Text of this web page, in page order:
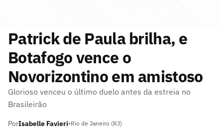
Patrick de Paula brilha, e
Botafogo vence o
Novorizontino em amistoso
Glorioso venceu o último duelo antes da estreia no
Brasileirão
PorIsabelle Favieri•Rio de Janeiro (RJ)